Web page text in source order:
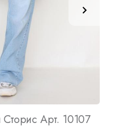
Арт. 10107